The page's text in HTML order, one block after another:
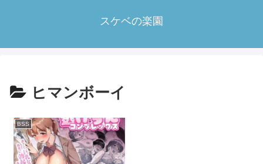
スケベの楽園
ヒマンボーイ
BSS